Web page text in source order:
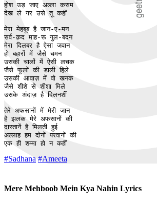
होश उड़ जाए अल्ला कसम
देख ले गर उसे तू कहीं
मेरा मेहबूब है जान-ए-मन
सर्व-क़द माह-रू गुल-बदन
मेरा दिलबर है ऐसा जवान
हो बहारों में जैसे चमन
उसकी चालों में ऐसी लचक
जैसे फूलों की डाली हिले
उसकी आवाज़ में वो खनक
जैसे शीशे से शीशा मिले
उसके अंदाज़ है दिलनशीं
तेरे अफसानों में मेरी जान
है झलक मेरे अफसानों की
दास्तानें है मिलती हुई
अल्लाह हम दोनों परवानों की
एक ही शम्मा हो न कहीं
#Sadhana #Ameeta
Mere Mehboob Mein Kya Nahin Lyrics